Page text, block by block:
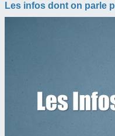
Les infos dont on parle